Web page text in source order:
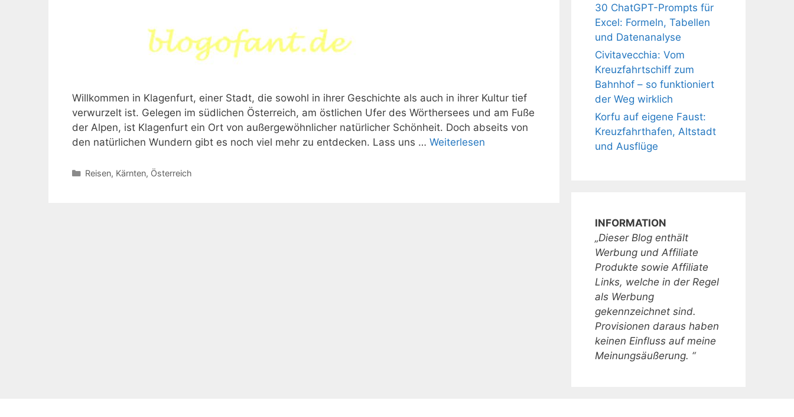
Willkommen in Klagenfurt, einer Stadt, die sowohl in ihrer Geschichte als auch in ihrer Kultur tief
verwurzelt ist. Gelegen im südlichen Österreich, am östlichen Ufer des Wörthersees und am Fuße
der Alpen, ist Klagenfurt ein Ort von außergewöhnlicher natürlicher Schönheit. Doch abseits von
den natürlichen Wundern gibt es noch viel mehr zu entdecken. Lass uns … Weiterlesen
Kategorien
Reisen, Kärnten, Österreich
30 ChatGPT-Prompts für
Excel: Formeln, Tabellen
und Datenanalyse
Civitavecchia: Vom
Kreuzfahrtschiff zum
Bahnhof – so funktioniert
der Weg wirklich
Korfu auf eigene Faust:
Kreuzfahrthafen, Altstadt
und Ausflüge
INFORMATION
„Dieser Blog enthält
Werbung und Affiliate
Produkte sowie Affiliate
Links, welche in der Regel
als Werbung
gekennzeichnet sind.
Provisionen daraus haben
keinen Einfluss auf meine
Meinungsäußerung. “